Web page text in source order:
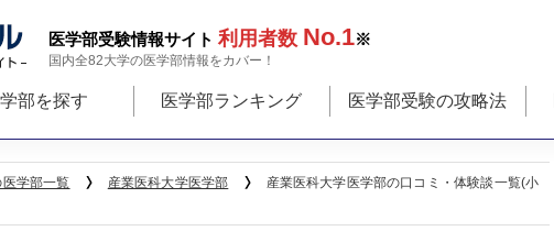
医学部受験情報サイト 利用者数 No.1※
国内全82大学の医学部情報をカバー！
部を探す 医学部ランキング 医学部受験の攻略法
学部一覧 産業医科大学医学部
産業医科大学医学部の口コミ・体験談一覧(小